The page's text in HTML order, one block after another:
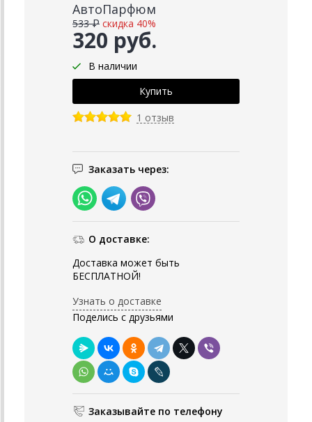
АвтоПарфюм
320 руб.
533 ₽ скидка 40%
В наличии
1 отзыв
Заказать через:
О доставке:
Доставка может быть
БЕСПЛАТНОЙ!
Узнать о доставке
Поделись с друзьями
Заказывайте по телефону